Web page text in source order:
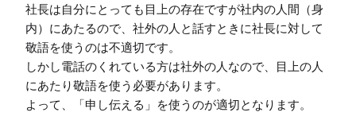
社長は自分にとっても目上の存在ですが社内の人間（身
内）にあたるので、社外の人と話すときに社長に対して
敬語を使うのは不適切です。
しかし電話のくれている方は社外の人なので、目上の人
にあたり敬語を使う必要があります。
よって、「申し伝える」を使うのが適切となります。